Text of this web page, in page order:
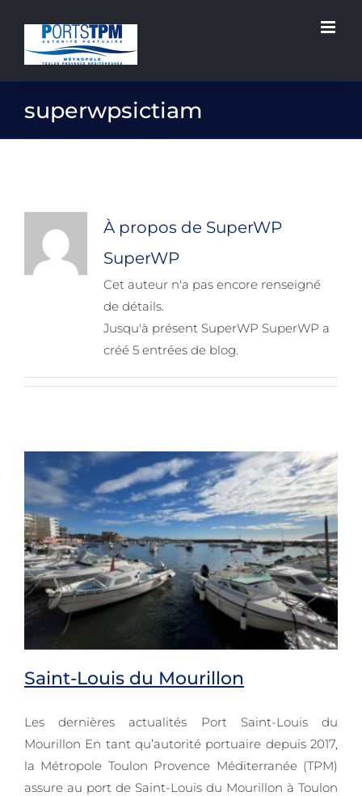
contenu
superwpsictiam
À propos de SuperWP
SuperWP
Cet auteur n'a pas encore renseigné
de détails.
Jusqu'à présent SuperWP SuperWP a
créé 5 entrées de blog.
Saint-Louis du Mourillon
Saint-Louis du Mourillon
Les dernières actualités Port Saint-Louis du
Mourillon En tant qu’autorité portuaire depuis 2017,
la Métropole Toulon Provence Méditerranée (TPM)
assure au port de Saint-Louis du Mourillon à Toulon